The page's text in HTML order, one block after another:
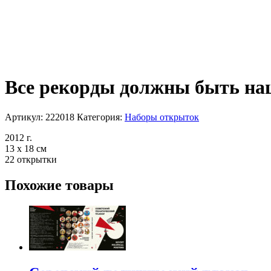
Все рекорды должны быть
Артикул: 222018 Категория: Наборы открыток
2012 г.
13 х 18 см
22 открытки
Похожие товары